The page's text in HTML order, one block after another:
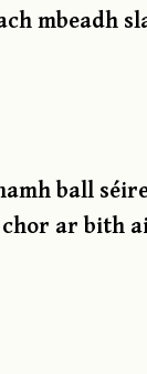
mbeadh
ball
ar bith